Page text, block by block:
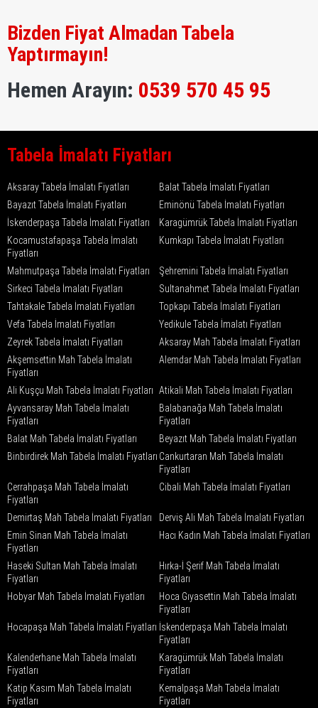
Bizden Fiyat Almadan Tabela
Yaptırmayın!
Hemen Arayın: 0539 570 45 95
Tabela İmalatı Fiyatları
Aksaray Tabela İmalatı Fiyatları
Balat Tabela İmalatı Fiyatları
Bayazıt Tabela İmalatı Fiyatları
Eminönü Tabela İmalatı Fiyatları
İskenderpaşa Tabela İmalatı Fiyatları
Karagümrük Tabela İmalatı Fiyatları
Kocamustafapaşa Tabela İmalatı
Fiyatları
Kumkapı Tabela İmalatı Fiyatları
Mahmutpaşa Tabela İmalatı Fiyatları
Şehremini Tabela İmalatı Fiyatları
Sirkeci Tabela İmalatı Fiyatları
Sultanahmet Tabela İmalatı Fiyatları
Tahtakale Tabela İmalatı Fiyatları
Topkapı Tabela İmalatı Fiyatları
Vefa Tabela İmalatı Fiyatları
Yedikule Tabela İmalatı Fiyatları
Zeyrek Tabela İmalatı Fiyatları
Aksaray Mah Tabela İmalatı Fiyatları
Akşemsettin Mah Tabela İmalatı
Fiyatları
Alemdar Mah Tabela İmalatı Fiyatları
Ali Kuşçu Mah Tabela İmalatı Fiyatları Atikali Mah Tabela İmalatı Fiyatları
Ayvansaray Mah Tabela İmalatı
Fiyatları
Balabanağa Mah Tabela İmalatı
Fiyatları
Balat Mah Tabela İmalatı Fiyatları
Beyazıt Mah Tabela İmalatı Fiyatları
Binbirdirek Mah Tabela İmalatı Fiyatları Cankurtaran Mah Tabela İmalatı
Fiyatları
Cerrahpaşa Mah Tabela İmalatı
Fiyatları
Cibali Mah Tabela İmalatı Fiyatları
Demirtaş Mah Tabela İmalatı Fiyatları
Derviş Ali Mah Tabela İmalatı Fiyatları
Emin Sinan Mah Tabela İmalatı
Fiyatları
Hacı Kadın Mah Tabela İmalatı Fiyatları
Haseki Sultan Mah Tabela İmalatı
Fiyatları
Hırka-İ Şerif Mah Tabela İmalatı
Fiyatları
Hobyar Mah Tabela İmalatı Fiyatları
Hoca Gıyasettin Mah Tabela İmalatı
Fiyatları
Hocapaşa Mah Tabela İmalatı Fiyatları İskenderpaşa Mah Tabela İmalatı
Fiyatları
Kalenderhane Mah Tabela İmalatı
Fiyatları
Karagümrük Mah Tabela İmalatı
Fiyatları
Katip Kasım Mah Tabela İmalatı
Fiyatları
Kemalpaşa Mah Tabela İmalatı
Fiyatları